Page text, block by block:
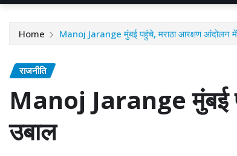
Home Manoj Jarange मुंबई पहुंचे, मराठा आरक्षण आंदोलन
राजनीति
Manoj Jarange मुंबई
उबाल